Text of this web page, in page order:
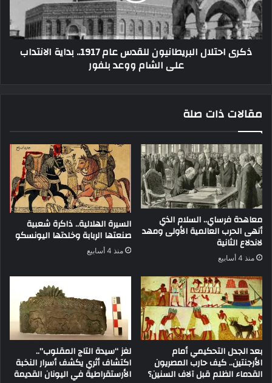
ذكرى احتلال البريطانيون للقدس عام 1917.. بداية الانتداب
على الشام ووعد بلفور
مقالات ذات صلة
معاهدة فرساي.. السلام الذي
أنهى الحرب العالمية الأولى ومهد
لاندلاع الثانية
منذ 4 أسابيع
السيرة الهلالية.. ذاكرة شعبية
صنعتها الربابة وخلدتها اليونسكو
منذ 4 أسابيع
بعد الجدل التحكيمي أمام
الأرجنتين.. كيف حارب المصريون
القدماء الظلم قبل آلاف السنين؟
لغز “سيدة التاج المقلوب”..
اكتشاف أثري يكشف أسرار النخبة
الأرستقراطية في اليونان القديمة